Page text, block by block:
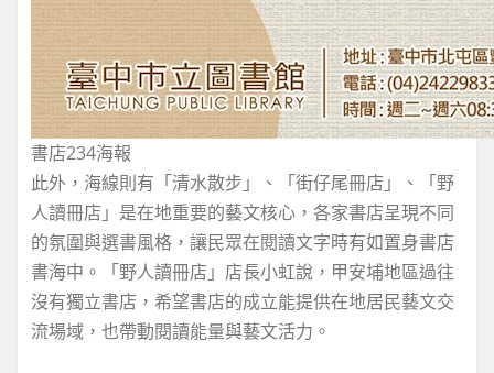
書店234海報
此外，海線則有「清水散步」、「街仔尾冊店」、「野
人讀冊店」是在地重要的藝文核心，各家書店呈現不同
的氛圍與選書風格，讓民眾在閱讀文字時有如置身書店
書海中。「野人讀冊店」店長小虹說，甲安埔地區過往
沒有獨立書店，希望書店的成立能提供在地居民藝文交
流場域，也帶動閱讀能量與藝文活力。